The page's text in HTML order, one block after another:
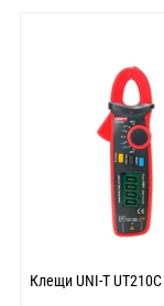
Клещи UNI-T UT210C